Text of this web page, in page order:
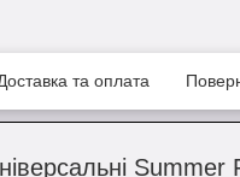
та оплата